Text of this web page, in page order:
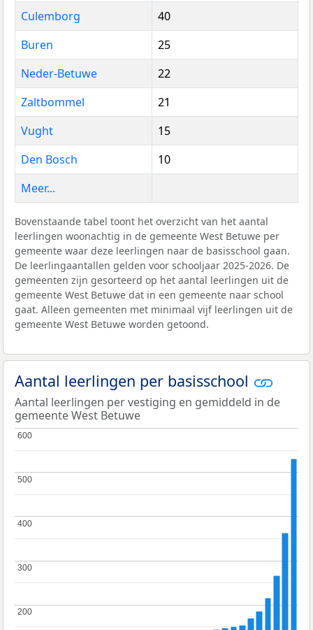
Culemborg
40
Buren
25
Neder-Betuwe
22
Zaltbommel
21
Vught
15
Den Bosch
10
Meer...
Bovenstaande tabel toont het overzicht van het aantal
leerlingen woonachtig in de gemeente West Betuwe per
gemeente waar deze leerlingen naar de basisschool gaan.
De leerlingaantallen gelden voor schooljaar 2025-2026. De
gemeenten zijn gesorteerd op het aantal leerlingen uit de
gemeente West Betuwe dat in een gemeente naar school
gaat. Alleen gemeenten met minimaal vijf leerlingen uit de
gemeente West Betuwe worden getoond.
Aantal leerlingen per basisschool
Aantal leerlingen per vestiging en gemiddeld in de
gemeente West Betuwe
200
200
300
300
400
400
500
500
600
600